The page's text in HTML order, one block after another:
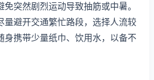
突然剧烈运动导致抽筋或中暑。
量避开交通繁忙路段，选择人流较
身携带少量纸巾、饮用水，以备不